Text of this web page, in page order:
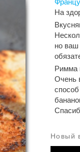
На
но ваш
Римма
Очень
Новый